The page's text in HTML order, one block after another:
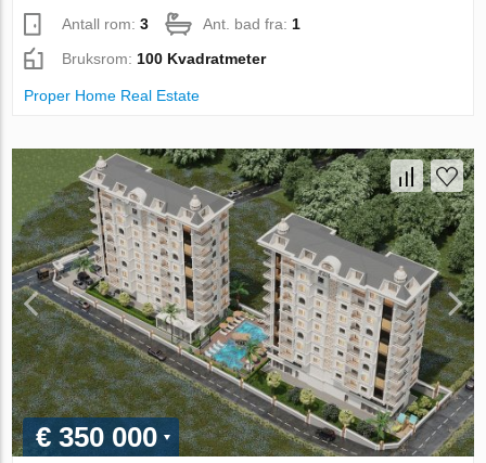
Antall rom:3 Ant. bad fra: 1
Bruksrom: 100 Kvadratmeter
Proper Home Real Estate
€ 350 000